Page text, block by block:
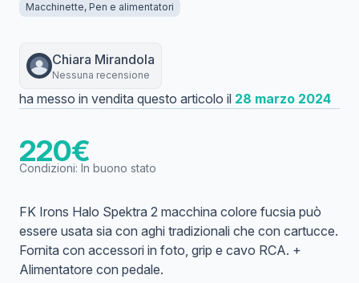
Macchinette, Pen e alimentatori
Chiara Mirandola
Nessuna recensione
ha messo in vendita questo articolo il 28 marzo 2024
220€
Condizioni: In buono stato
FK Irons Halo Spektra 2 macchina colore fucsia può
essere usata sia con aghi tradizionali che con cartucce.
Fornita con accessori in foto, grip e cavo RCA. +
Alimentatore con pedale.